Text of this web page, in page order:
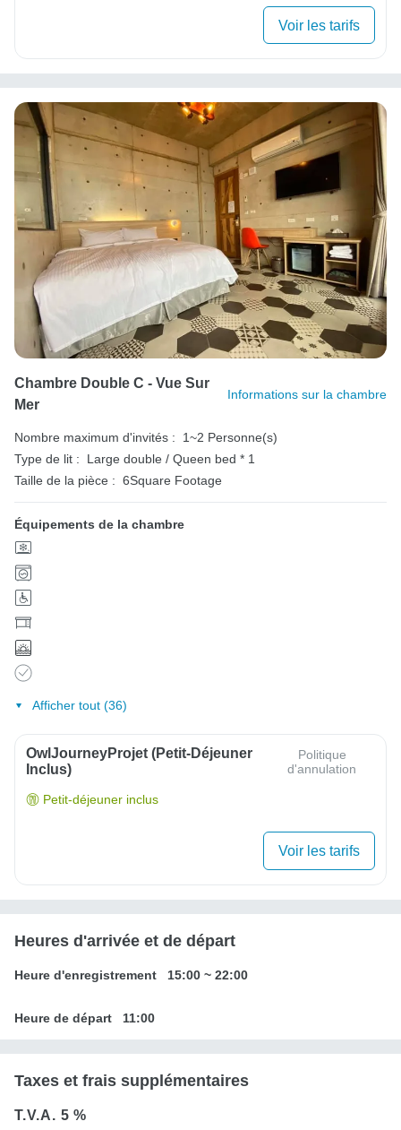
Voir les tarifs
Chambre Double C - Vue Sur
Mer
Informations sur la chambre
Nombre maximum d'invités :
1~2 Personne(s)
Type de lit :
Large double / Queen bed * 1
Taille de la pièce : 6Square Footage
Équipements de la chambre
Afficher tout (36)
OwlJourneyProjet (petit-Déjeuner
Inclus)
Politique
d'annulation
Petit-déjeuner inclus
Voir les tarifs
Heures d'arrivée et de départ
Heure d'enregistrement 15:00 ~ 22:00
Heure de départ 11:00
Taxes et frais supplémentaires
T.V.A. 5 %